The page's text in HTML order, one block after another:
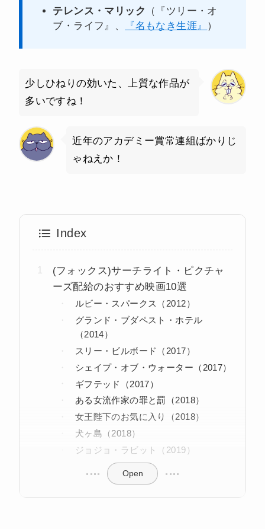
テレンス・マリック
（『ツリー・オ
ブ・ライフ』、
『名もなき生涯』 ）
少しひねりの効いた、上質な作品が
多いですね！
近年のアカデミー賞常連組ばかりじ
ゃねえか！
Index
(フォックス)サーチライト・ピクチャ
ーズ配給のおすすめ映画10選
ルビー・スパークス（2012）
グランド・ブダペスト・ホテル
（2014）
スリー・ビルボード（2017）
シェイプ・オブ・ウォーター（2017）
ギフテッド（2017）
ある女流作家の罪と罰（2018）
女王陛下のお気に入り（2018）
犬ヶ島（2018）
ジョジョ・ラビット（2019）
Open